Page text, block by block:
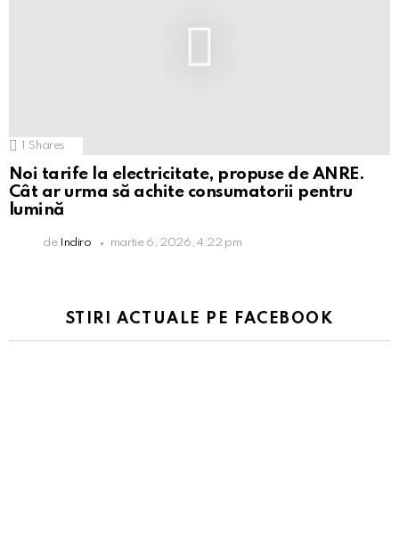
Shares
Noi tarife la electricitate, propuse de ANRE.
Cât ar urma să achite consumatorii pentru
lumină
de Indiro martie 6, 2026, 4:22 pm
STIRI ACTUALE PE FACEBOOK